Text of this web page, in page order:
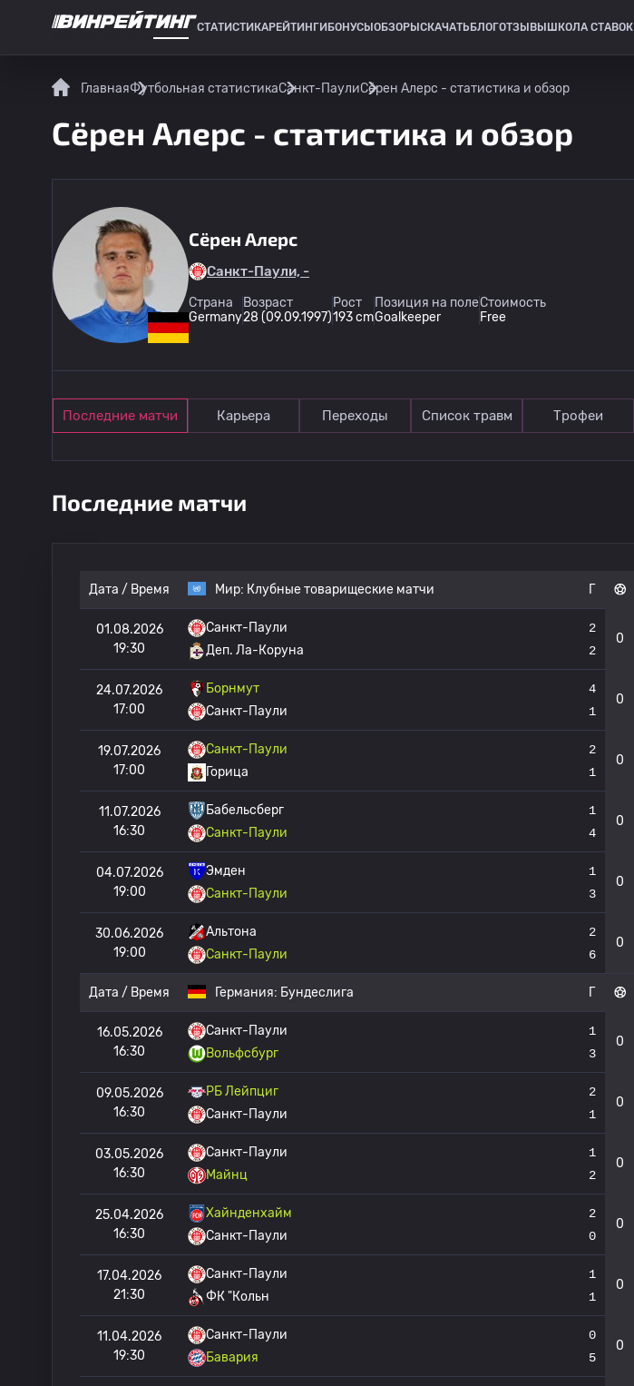
СТАТИСТИКАРЕЙТИНГИ БОНУСЫ ОБЗОРЫ СКАЧАТЬ БЛОГОТЗЫВЫ ШКОЛА СТАВОК
ГлавнаяФутбольная статистикаСанкт-ПаулиСёрен Алерс - статистика и обзор
Сёрен Алерс - статистика и обзор
Сёрен Алерс
Санкт-Паули, -
Страна
Germany
Возраст
28 (09.09.1997)
Рост
193 cm
Позиция на поле
Goalkeeper
Стоимость
Free
Последние матчи Карьера Переходы Список травм Трофеи
Последние матчи
Дата / Время Мир: Клубные товарищеские матчи Г
01.08.2026
19:30
Санкт-Паули
Деп. Ла-Коруна
2
2
0
24.07.2026
17:00
Борнмут
Санкт-Паули
4
1
0
19.07.2026
17:00
Санкт-Паули
Горица
2
1
0
11.07.2026
16:30
Бабельсберг
Санкт-Паули
1
4
0
04.07.2026
19:00
Эмден
Санкт-Паули
1
3
0
30.06.2026
19:00
Альтона
Санкт-Паули
2
6
0
Дата / Время Германия: Бундеслига Г
16.05.2026
16:30
Санкт-Паули
Вольфсбург
1
3
0
09.05.2026
16:30
РБ Лейпциг
Санкт-Паули
2
1
0
03.05.2026
16:30
Санкт-Паули
Майнц
1
2
0
25.04.2026
16:30
Хайнденхайм
Санкт-Паули
2
0
0
17.04.2026
21:30
Санкт-Паули
ФК "Кольн
1
1
0
11.04.2026
19:30
Санкт-Паули
Бавария
0
5
0